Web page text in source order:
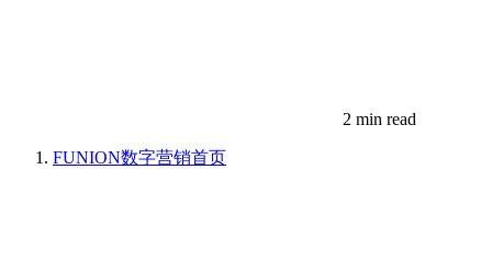
2 min read
FUNION数字营销首页